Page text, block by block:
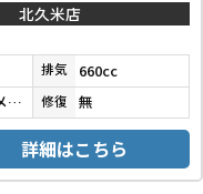
北久米店
排気 660cc
オフブルーメタリック 修復 無
詳細はこちら